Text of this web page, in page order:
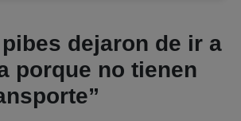
dejaron de ir a
porque no tienen